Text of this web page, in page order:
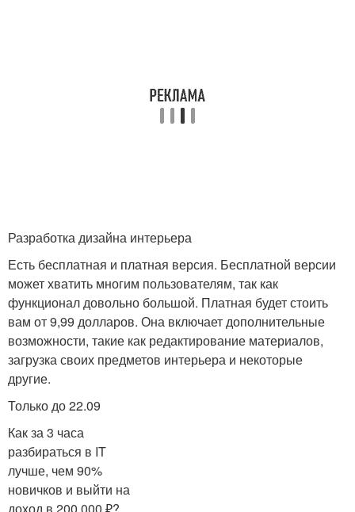
Разработка дизайна интерьера
Есть бесплатная и платная версия. Бесплатной версии
может хватить многим пользователям, так как
функционал довольно большой. Платная будет стоить
вам от 9,99 долларов. Она включает дополнительные
возможности, такие как редактирование материалов,
загрузка своих предметов интерьера и некоторые
другие.
Только до 22.09
Как за 3 часа
разбираться в IT
лучше, чем 90%
новичков и выйти на